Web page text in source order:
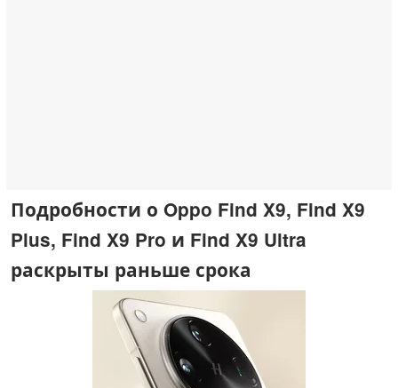
Подробности о Oppo Find X9, Find X9
Plus, Find X9 Pro и Find X9 Ultra
раскрыты раньше срока